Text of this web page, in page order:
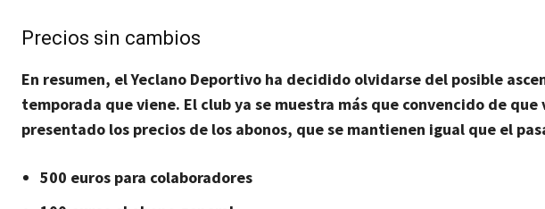
Precios sin cambios
En resumen, el Yeclano Deportivo ha decidido olvidarse del posible
temporada que viene. El club ya se muestra más que convencido de
presentado los precios de los abonos, que se mantienen igual que el
500 euros para colaboradores